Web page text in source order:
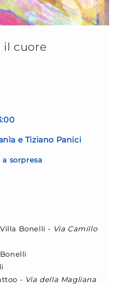
il cuore
e Tiziano Panici
sorpresa
Villa Bonelli - Via Camillo
- Via della Magliana